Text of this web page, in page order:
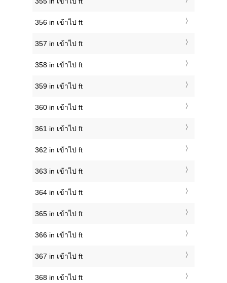
356 in เข้าไป ft
357 in เข้าไป ft
358 in เข้าไป ft
359 in เข้าไป ft
360 in เข้าไป ft
361 in เข้าไป ft
362 in เข้าไป ft
363 in เข้าไป ft
364 in เข้าไป ft
365 in เข้าไป ft
366 in เข้าไป ft
367 in เข้าไป ft
368 in เข้าไป ft